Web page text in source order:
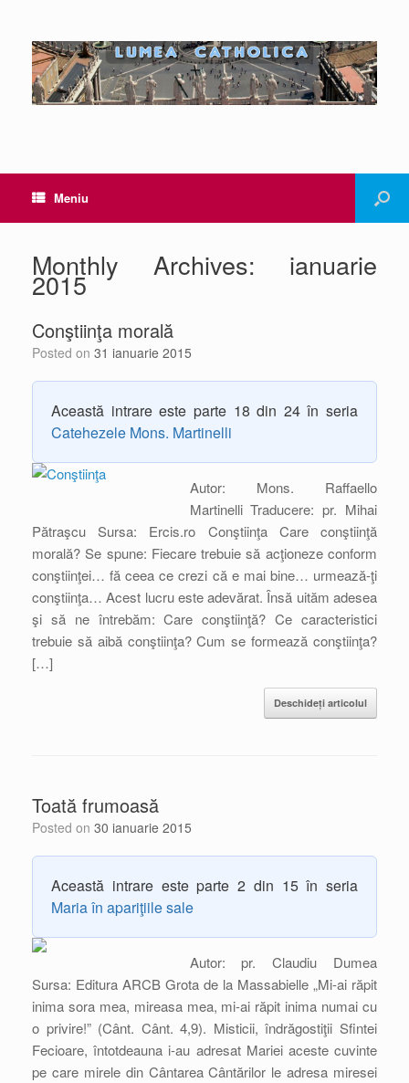
Meniu
Monthly Archives: ianuarie
2015
Conştiinţa morală
Posted on 31 ianuarie 2015
Această intrare este parte 18 din 24 în seria
Catehezele Mons. Martinelli
Autor: Mons. Raffaello
Martinelli Traducere: pr. Mihai
Pătraşcu Sursa: Ercis.ro Conştiinţa Care conştiinţă
morală? Se spune: Fiecare trebuie să acţioneze conform
conştiinţei… fă ceea ce crezi că e mai bine… urmează-ţi
conştiinţa… Acest lucru este adevărat. Însă uităm adesea
şi să ne întrebăm: Care conştiinţă? Ce caracteristici
trebuie să aibă conştiinţa? Cum se formează conştiinţa?
[…]
Deschideți articolul
Toată frumoasă
Posted on 30 ianuarie 2015
Această intrare este parte 2 din 15 în seria
Maria în apariţiile sale
Autor: pr. Claudiu Dumea
Sursa: Editura ARCB Grota de la Massabielle „Mi-ai răpit
inima sora mea, mireasa mea, mi-ai răpit inima numai cu
o privire!” (Cânt. Cânt. 4,9). Misticii, îndrăgostiţii Sfintei
Fecioare, întotdeauna i-au adresat Mariei aceste cuvinte
pe care mirele din Cântarea Cântărilor le adresa miresei